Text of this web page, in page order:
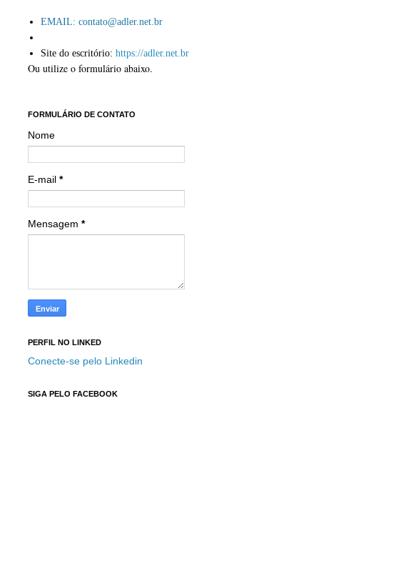
EMAIL: contato@adler.net.br
Site do escritório: https://adler.net.br
Ou utilize o formulário abaixo.
FORMULÁRIO DE CONTATO
Nome
E-mail *
Mensagem *
PERFIL NO LINKED
Conecte-se pelo Linkedin
SIGA PELO FACEBOOK